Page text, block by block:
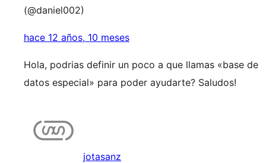
(@daniel002)
hace 12 años, 10 meses
Hola, podrias definir un poco a que llamas «base de
datos especial» para poder ayudarte? Saludos!
jotasanz